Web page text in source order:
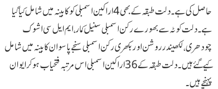
حاصل کی ہے۔دلت طبقہ کے بھی 4 اراکین اسمبلی کو کابینہ میں شامل کیا گیا
ہے۔ دلت کوٹہ سے بھورے رکن اسمبلی سنیل کمار، ایم ایل سی اشوک
چودھری، لکھیندر روشن اور بکھری رکن اسمبلی سنجے پاسوان کابینہ میں شامل
کیے گئے ہیں۔ دلت طبقہ کے 36 اراکین اسمبلی اس مرتبہ فتحیاب ہو کر ایوان
پہنچے ہیں۔